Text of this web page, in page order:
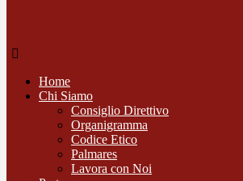
Home
Chi Siamo
Consiglio Direttivo
Organigramma
Codice Etico
Palmares
Lavora con Noi